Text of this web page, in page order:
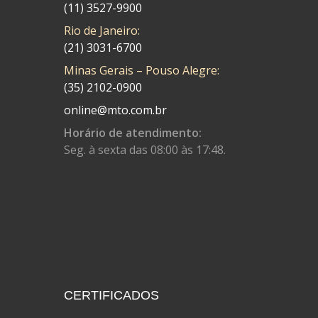
COMETA
CONTROL FLEX (92)
CPL IMPORT
DANIDREA (160)
DIVERSOS
(11) 3527-9900
Rio de Janeiro:
(21) 3031-6700
Minas Gerais – Pouso Alegre:
(35) 2102-0900
online@mto.com.br
Horário de atendimento:
Seg. à sexta das 08:00 às 17:48.
CERTIFICADOS